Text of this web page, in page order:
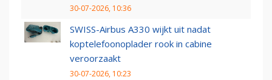
30-07-2026, 10:36
SWISS-Airbus A330 wijkt uit nadat
koptelefoonoplader rook in cabine
veroorzaakt
30-07-2026, 10:23